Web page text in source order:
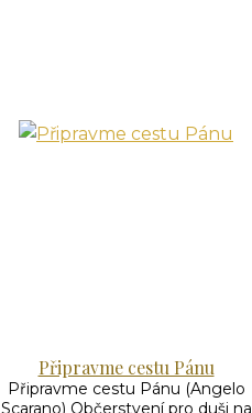
Připravme cestu Pánu
Připravme cestu Pánu (Angelo
Scarano) Občerstvení pro duši na